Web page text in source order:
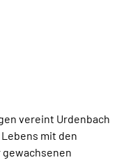
vereint Urdenbach
mit den